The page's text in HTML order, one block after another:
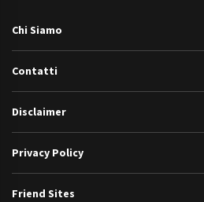
Chi Siamo
Contatti
Disclaimer
Privacy Policy
Friend Sites